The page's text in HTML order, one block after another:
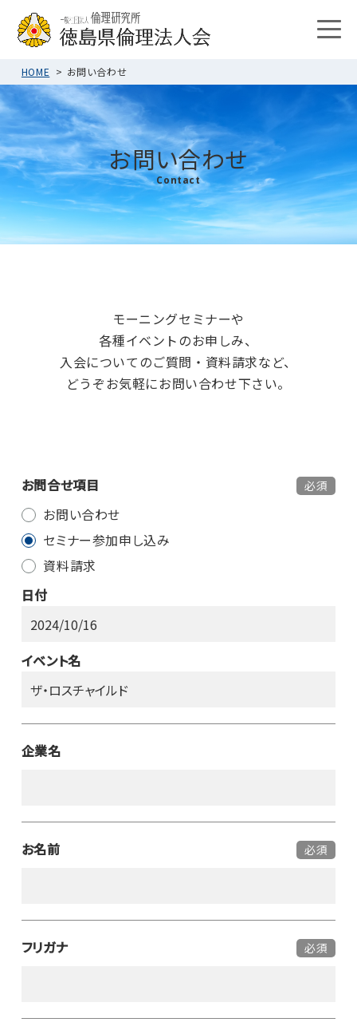
HOME お問い合わせ
お問い合わせ
Contact
モーニングセミナーや
各種イベントのお申しみ、
入会についてのご質問・資料請求など、
どうぞお気軽にお問い合わせ下さい。
お問合せ項目 必須
お問い合わせ
セミナー参加申し込み
資料請求
日付
イベント名
企業名
お名前 必須
フリガナ 必須